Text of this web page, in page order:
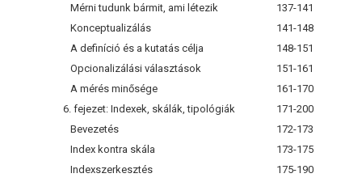
Mérni tudunk bármit, ami létezik
137-141
Konceptualizálás
141-148
A definíció és a kutatás célja
148-151
Opcionalizálási választások
151-161
A mérés minősége
161-170
6. fejezet: Indexek, skálák, tipológiák
171-200
Bevezetés
172-173
Index kontra skála
173-175
Indexszerkesztés
175-190